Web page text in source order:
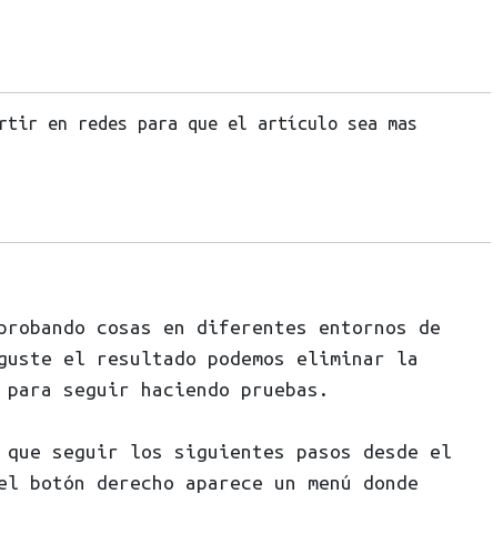
en redes para que el artículo sea mas
cosas en diferentes entornos de
el resultado podemos eliminar la
seguir haciendo pruebas.
seguir los siguientes pasos desde el
botón derecho aparece un menú donde